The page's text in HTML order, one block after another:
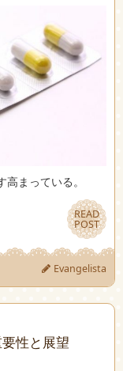
まっている。
READ
POST
READ
POST
Evangelista
性と展望